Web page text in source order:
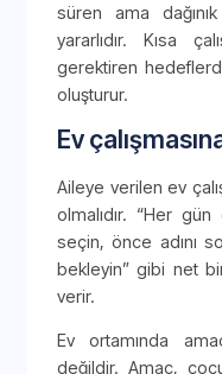
süren ama
yararlıdır. Kısa
gerektiren
oluşturur.
Ev
Aileye verilen ev
olmalıdır. “Her
seçin, önce adını
bekleyin” gibi net
verir.
Ev ortamında
değildir. Amaç,